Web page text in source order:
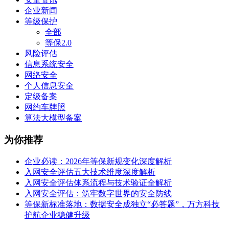
企业新闻
等级保护
全部
等保2.0
风险评估
信息系统安全
网络安全
个人信息安全
定级备案
网约车牌照
算法大模型备案
为你推荐
企业必读：2026年等保新规变化深度解析
入网安全评估五大技术维度深度解析
入网安全评估体系流程与技术验证全解析
入网安全评估：筑牢数字世界的安全防线
等保新标准落地：数据安全成独立“必答题”，万方科技
护航企业稳健升级